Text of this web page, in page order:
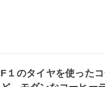
F１のタイヤを使った